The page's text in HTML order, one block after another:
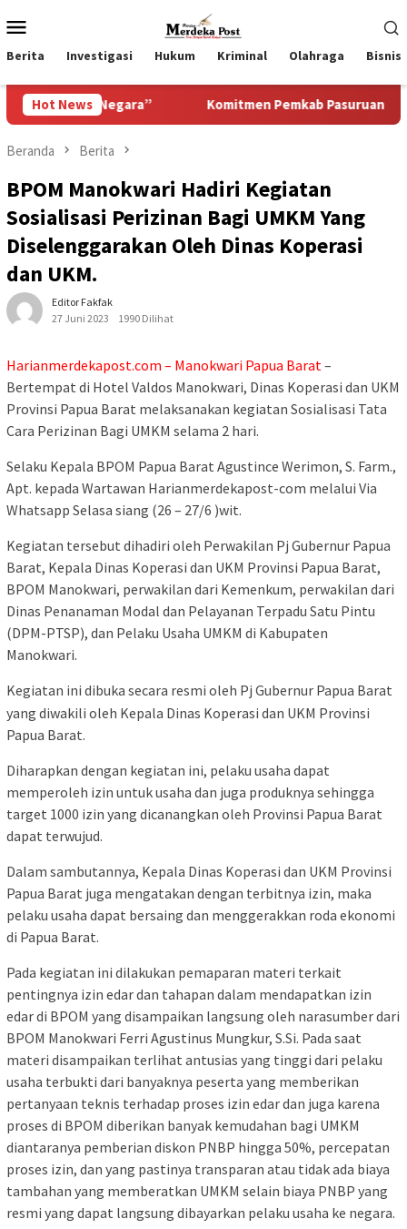
ke
kontenMobile
Berita Investigasi Hukum Kriminal Olahraga Bisnis
Hot News Komitmen Pemkab Pasuruan Meningkatkan
Beranda Berita
BPOM Manokwari Hadiri Kegiatan
Sosialisasi Perizinan Bagi UMKM Yang
Diselenggarakan Oleh Dinas Koperasi
dan UKM.
Editor Fakfak
27 Juni 2023
1990 Dilihat
Harianmerdekapost.com – Manokwari Papua Barat–
Bertempat di Hotel Valdos Manokwari, Dinas Koperasi dan UKM
Provinsi Papua Barat melaksanakan kegiatan Sosialisasi Tata
Cara Perizinan Bagi UMKM selama 2 hari.
Selaku Kepala BPOM Papua Barat Agustince Werimon, S. Farm.,
Apt. kepada Wartawan Harianmerdekapost-com melalui Via
Whatsapp Selasa siang (26 – 27/6 )wit.
Kegiatan tersebut dihadiri oleh Perwakilan Pj Gubernur Papua
Barat, Kepala Dinas Koperasi dan UKM Provinsi Papua Barat,
BPOM Manokwari, perwakilan dari Kemenkum, perwakilan dari
Dinas Penanaman Modal dan Pelayanan Terpadu Satu Pintu
(DPM-PTSP), dan Pelaku Usaha UMKM di Kabupaten
Manokwari.
Kegiatan ini dibuka secara resmi oleh Pj Gubernur Papua Barat
yang diwakili oleh Kepala Dinas Koperasi dan UKM Provinsi
Papua Barat.
Diharapkan dengan kegiatan ini, pelaku usaha dapat
memperoleh izin untuk usaha dan juga produknya sehingga
target 1000 izin yang dicanangkan oleh Provinsi Papua Barat
dapat terwujud.
Dalam sambutannya, Kepala Dinas Koperasi dan UKM Provinsi
Papua Barat juga mengatakan dengan terbitnya izin, maka
pelaku usaha dapat bersaing dan menggerakkan roda ekonomi
di Papua Barat.
Pada kegiatan ini dilakukan pemaparan materi terkait
pentingnya izin edar dan tahapan dalam mendapatkan izin
edar di BPOM yang disampaikan langsung oleh narasumber dari
BPOM Manokwari Ferri Agustinus Mungkur, S.Si. Pada saat
materi disampaikan terlihat antusias yang tinggi dari pelaku
usaha terbukti dari banyaknya peserta yang memberikan
pertanyaan teknis terhadap proses izin edar dan juga karena
proses di BPOM diberikan banyak kemudahan bagi UMKM
diantaranya pemberian diskon PNBP hingga 50%, percepatan
proses izin, dan yang pastinya transparan atau tidak ada biaya
tambahan yang memberatkan UMKM selain biaya PNBP yang
resmi yang dapat langsung dibayarkan pelaku usaha ke negara.